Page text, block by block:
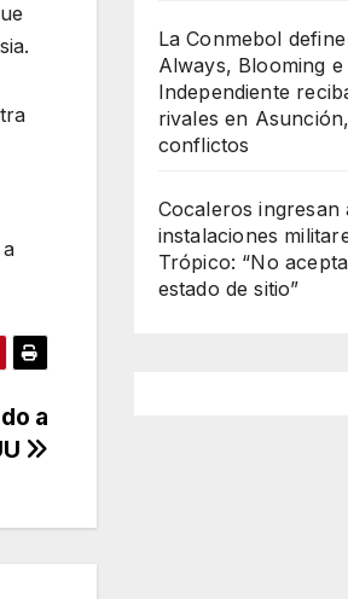
a
La Conmebol
Always, Blooming e
Independiente
rivales en
conflictos
Cocaleros ingresan
instalaciones
Trópico: “No
estado de sitio”